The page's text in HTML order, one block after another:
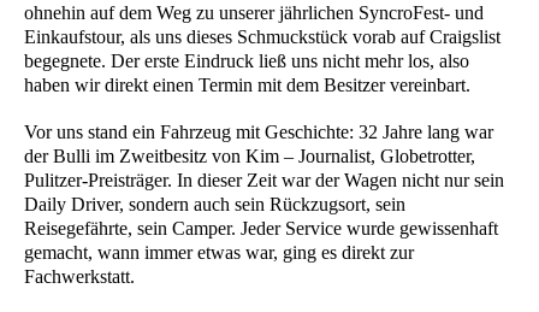
ohnehin auf dem Weg zu unserer jährlichen SyncroFest- und
Einkaufstour, als uns dieses Schmuckstück vorab auf Craigslist
begegnete. Der erste Eindruck ließ uns nicht mehr los, also
haben wir direkt einen Termin mit dem Besitzer vereinbart.
Vor uns stand ein Fahrzeug mit Geschichte: 32 Jahre lang war
der Bulli im Zweitbesitz von Kim – Journalist, Globetrotter,
Pulitzer-Preisträger. In dieser Zeit war der Wagen nicht nur sein
Daily Driver, sondern auch sein Rückzugsort, sein
Reisegefährte, sein Camper. Jeder Service wurde gewissenhaft
gemacht, wann immer etwas war, ging es direkt zur
Fachwerkstatt.